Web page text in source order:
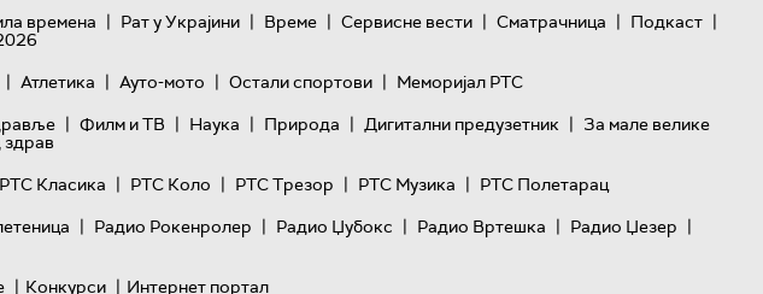
времена | Рат у Украјини | Време | Сервисне вести | Сматрачница | Подкаст |
| Атлетика | Ауто-мото | Остали спортови | Меморијал РТС
| Филм и ТВ | Наука | Природа | Дигитални предузетник | За мале велике
здрав
РТС Класика | РТС Коло | РТС Трезор | РТС Музика | РТС Полетарац
| Радио Рокенролер | Радио Џубокс | Радио Вртешка | Радио Џезер |
| Конкурси | Интернет портал